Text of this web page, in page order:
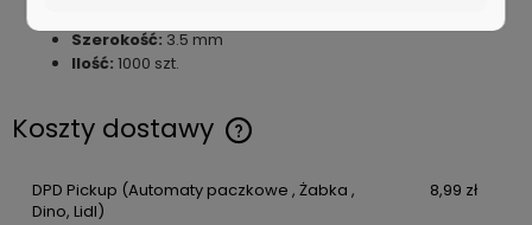
Szerokość: 3.5 mm
Ilość: 1000 szt.
Koszty dostawy
Cena nie zawiera ewentualnych kosztów płatności
DPD Pickup (Automaty paczkowe , Żabka ,
Dino, Lidl)
8,99 zł